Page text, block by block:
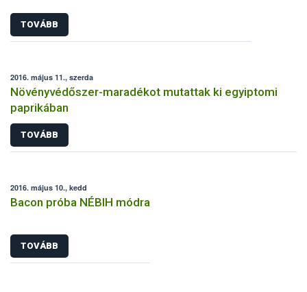
TOVÁBB
2016. május 11., szerda
Növényvédőszer-maradékot mutattak ki egyiptomi
paprikában
TOVÁBB
2016. május 10., kedd
Bacon próba NÉBIH módra
TOVÁBB